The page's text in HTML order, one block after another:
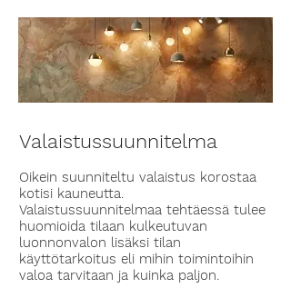
Valaistussuunnitelma
Oikein suunniteltu valaistus korostaa
kotisi kauneutta.
Valaistussuunnitelmaa tehtäessä tulee
huomioida tilaan kulkeutuvan
luonnonvalon lisäksi tilan
käyttötarkoitus eli mihin toimintoihin
valoa tarvitaan ja kuinka paljon.